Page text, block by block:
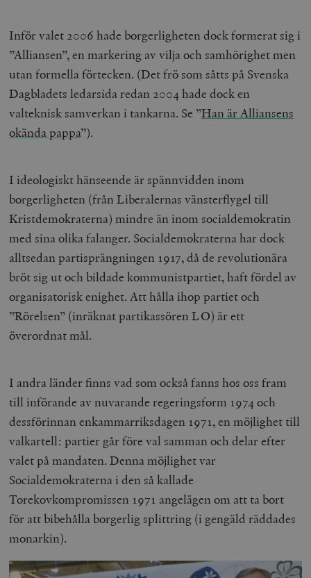
Inför valet 2006 hade borgerligheten dock formerat sig i
”Alliansen”, en markering av vilja och samhörighet men
utan formella förtecken. (Det frö som såtts på Svenska
Dagbladets ledarsida redan 2004 hade dock en
valteknisk samverkan i tankarna. Se ”Han är Alliansens
okända pappa”).
I ideologiskt hänseende är spännvidden inom
borgerligheten (från Liberalernas vänsterflygel till
Kristdemokraterna) mindre än inom socialdemokratin
med sina olika falanger. Socialdemokraterna har dock
alltsedan partisprängningen 1917, då de revolutionära
bröt sig ut och bildade kommunistpartiet, haft fördel av
organisatorisk enighet. Att hålla ihop partiet och
”Rörelsen” (inräknat partikassören LO) är ett
överordnat mål.
I andra länder finns vad som också fanns hos oss fram
till införande av nuvarande regeringsform 1974 och
dessförinnan enkammarriksdagen 1971, en möjlighet till
valkartell: partier går före val samman och delar efter
valet på mandaten. Denna möjlighet var
Socialdemokraterna i den så kallade
Torekovkompromissen 1971 angelägen om att ta bort
för att bibehålla borgerlig splittring (i gengäld räddades
monarkin).